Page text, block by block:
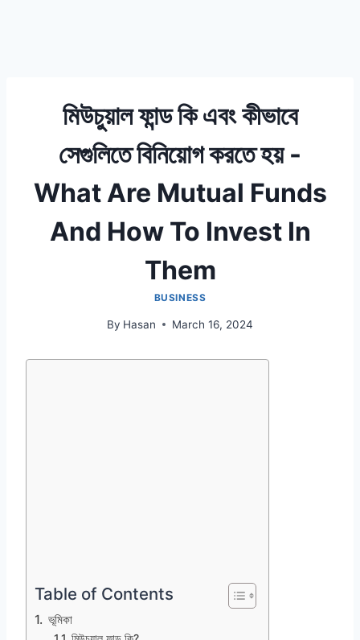
মিউচুয়াল ফান্ড কি এবং কীভাবে
সেগুলিতে বিনিয়োগ করতে হয় -
What Are Mutual Funds
And How To Invest In
Them
BUSINESS
By Hasan March 16, 2024
Table of Contents
ভূমিকা